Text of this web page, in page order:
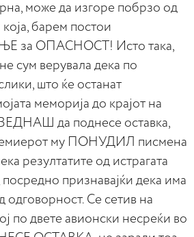
може да изгоре побрзо од
која, барем постои
за ОПАСНОСТ! Исто така,
сум верувала дека по
што ќе останат
меморија до крајот на
да поднесе оставка,
му ПОНУДИЛ писмена
резултатите од истрагата
признавајќи дека има
одговорност. Се сетив на
по двете авионски несреќи во